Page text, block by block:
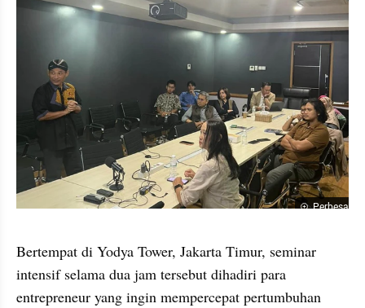
Perbesar
Bertempat di Yodya Tower, Jakarta Timur, seminar
intensif selama dua jam tersebut dihadiri para
entrepreneur yang ingin mempercepat pertumbuhan